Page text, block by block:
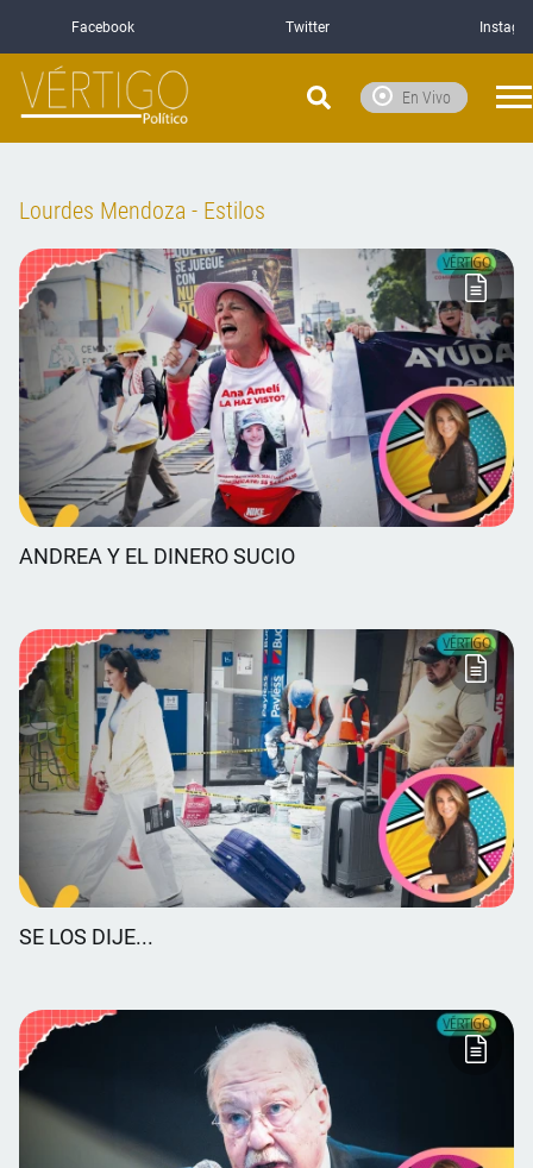
Facebook Twitter
En Vivo
Lourdes Mendoza - Estilos
ANDREA Y EL DINERO SUCIO
SE LOS DIJE...